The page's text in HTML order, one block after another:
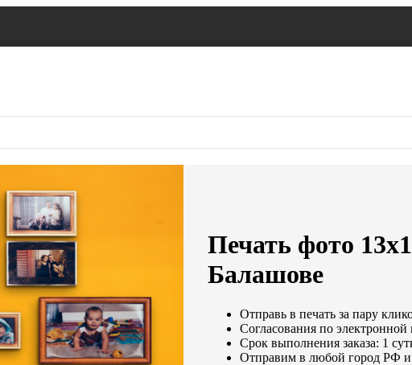
Печать фото
Балашове
Отправь в печать за пару
Согласования по электронной
Срок выполнения заказа: 1
Отправим в любой город РФ